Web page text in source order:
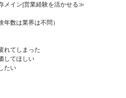
メイン|営業経験を活かせる≫
数は業界は不問）
れてしまった
してほしい
たい